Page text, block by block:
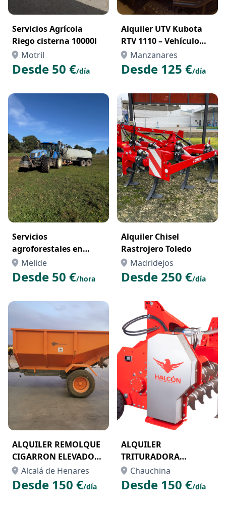
Servicios Agrícola
Riego cisterna 10000l
Motril
Desde 50 €/día
Alquiler UTV Kubota
RTV 1110 – Vehículo
Todoterreno
Profesional para
Trabajos en el Campo o
Manzanares
Desde 125 €/día
Servicios
agroforestales en
galicia
Melide
Desde 50 €/hora
Alquiler Chisel
Rastrojero Toledo
Madridejos
Desde 250 €/día
ALQUILER REMOLQUE
CIGARRON ELEVADOR
EN MADRID
Alcalá de Henares
Desde 150 €/día
ALQUILER
TRITURADORA
HALCON
Chauchina
Desde 150 €/día